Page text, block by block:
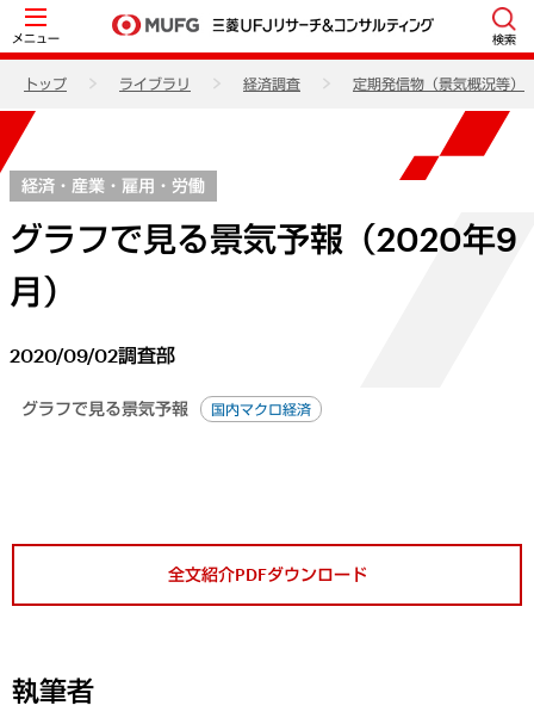
メニュー 検索
トップ ライブラリ 経済調査 定期発信物（景気概況等）
経済・産業・雇用・労働
グラフで見る景気予報（2020年9
月）
2020/09/02調査部
グラフで見る景気予報 国内マクロ経済
全文紹介PDFダウンロード
執筆者